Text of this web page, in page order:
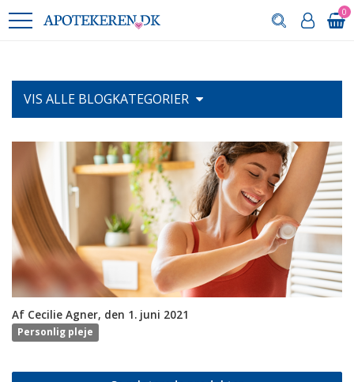
0
VIS ALLE BLOGKATEGORIER
Af Cecilie Agner, den 1. juni 2021
Personlig pleje